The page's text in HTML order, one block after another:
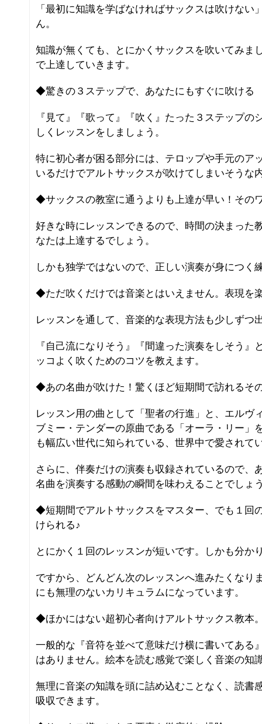
「最初に知識を学ばなければサックスは吹けない
ん。
知識が無くても、とにかくサックスを吹いてみま
で上達していきます。
◆驚きの３ステップで、あなたにもすぐに吹ける
『見て』『歌って』『吹く』たった３ステップの
しくレッスンをしましょう。
特に初心者が困る部分には、テロップや手元のア
いるだけでアルトサックスが吹けてしまいそうな
◆サックスの教室に通うよりも上達が早い！その
好きな時にレッスンできるので、時間の決まった
なたは上達するでしょう。
しかも独学ではないので、正しい演奏が身につく
◆ただ吹くだけでは音楽とはいえません。表現を
レッスンを通して、音楽的な表現方法も少しずつ
『自己流になりそう』『間違った演奏をしそう』
ッコよく吹くためのコツを教えます。
◆あの名曲が吹けた！驚くほど短期間で訪れるそ
レッスン用の曲として「聖者の行進」と、エルヴ
ブミー・テンダーの原曲である「オーラ・リー」
も幅広い世代に知られている、世界中で愛されて
さらに、伴奏だけの演奏も収録されているので、
名曲を演奏する感動の瞬間を味わえることでしょ
◆短期間でアルトサックスをマスター、でも１回
けられる♪
とにかく１回のレッスンが短いです。しかも分か
ですから、どんどん次のレッスンへ進みたくなり
にも無理のないカリキュラムになっています。
◆ほかにはない超初心者向けアルトサックス教本
一般的な『音符を並べて意味だけ横に書いてある
はありません。絵本を読む感覚で楽しく音楽の知
無理に音楽の知識を頭に詰め込むことなく、読書
吸収できます。